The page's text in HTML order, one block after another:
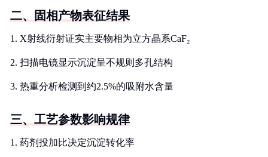
二、固相产物表征结果
1. X射线衍射证实主要物相为立方晶系CaF₂
2. 扫描电镜显示沉淀呈不规则多孔结构
3. 热重分析检测到约2.5%的吸附水含量
三、工艺参数影响规律
1. 药剂投加比决定沉淀转化率